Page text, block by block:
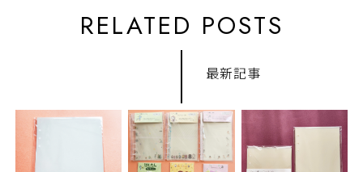
RELATED POSTS
最新記事